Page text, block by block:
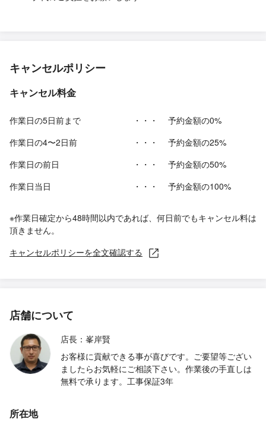
キャンセルポリシー
キャンセル料金
作業日の5日前まで ・・・
予約金額の0%
作業日の4〜2日前
・・・
予約金額の25%
作業日の前日
・・・
予約金額の50%
作業日当日
・・・ 予約金額の100%
※作業日確定から48時間以内であれば、何日前でもキャンセル料は
頂きません。
キャンセルポリシーを全文確認する
店舗について
店長：峯岸賢
お客様に貢献できる事が喜びです。ご要望等ござい
ましたらお気軽にご相談下さい。作業後の手直しは
無料で承ります。工事保証3年
所在地